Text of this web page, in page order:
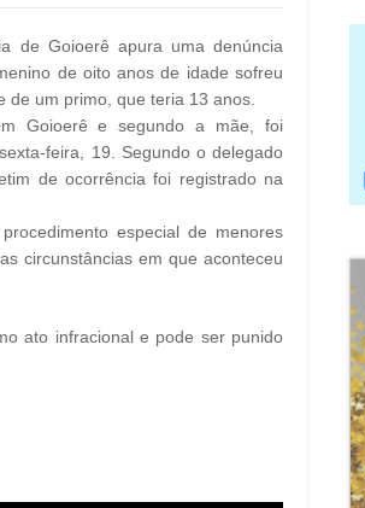
de Goioerê apura uma denúncia
de oito anos de idade sofreu
de um primo, que teria 13 anos.
Goioerê e segundo a mãe, foi
feira, 19. Segundo o delegado
de ocorrência foi registrado na
especial de menores
circunstâncias em que aconteceu
ato infracional e pode ser punido